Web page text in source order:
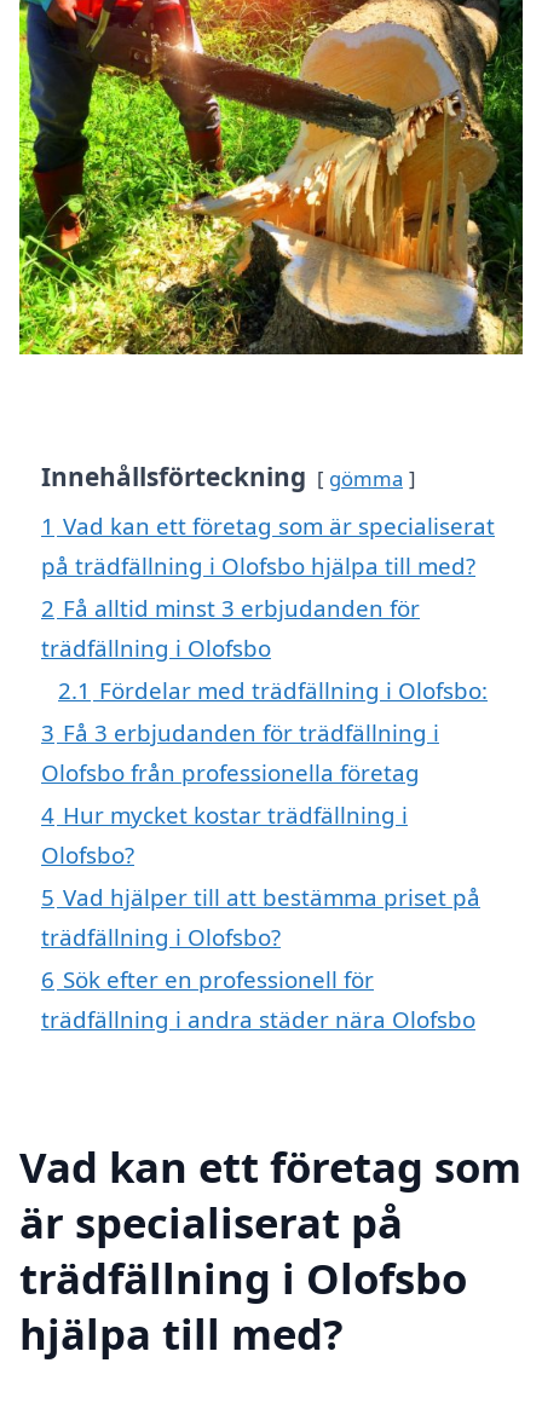
Innehållsförteckning gömma
1 Vad kan ett företag som är specialiserat
på trädfällning i Olofsbo hjälpa till med?
2 Få alltid minst 3 erbjudanden för
trädfällning i Olofsbo
2.1 Fördelar med trädfällning i Olofsbo:
3 Få 3 erbjudanden för trädfällning i
Olofsbo från professionella företag
4 Hur mycket kostar trädfällning i
Olofsbo?
5 Vad hjälper till att bestämma priset på
trädfällning i Olofsbo?
6 Sök efter en professionell för
trädfällning i andra städer nära Olofsbo
Vad kan ett företag som
är specialiserat på
trädfällning i Olofsbo
hjälpa till med?